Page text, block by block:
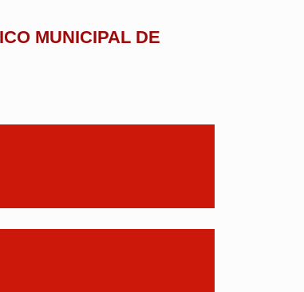
MUNICIPAL DE